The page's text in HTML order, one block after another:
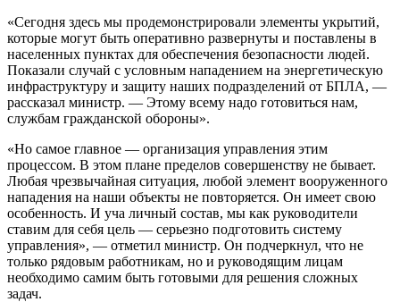
«Сегодня здесь мы продемонстрировали элементы укрытий,
которые могут быть оперативно развернуты и поставлены в
населенных пунктах для обеспечения безопасности людей.
Показали случай с условным нападением на энергетическую
инфраструктуру и защиту наших подразделений от БПЛА, —
рассказал министр. — Этому всему надо готовиться нам,
службам гражданской обороны».
«Но самое главное — организация управления этим
процессом. В этом плане пределов совершенству не бывает.
Любая чрезвычайная ситуация, любой элемент вооруженного
нападения на наши объекты не повторяется. Он имеет свою
особенность. И уча личный состав, мы как руководители
ставим для себя цель — серьезно подготовить систему
управления», — отметил министр. Он подчеркнул, что не
только рядовым работникам, но и руководящим лицам
необходимо самим быть готовыми для решения сложных
задач.